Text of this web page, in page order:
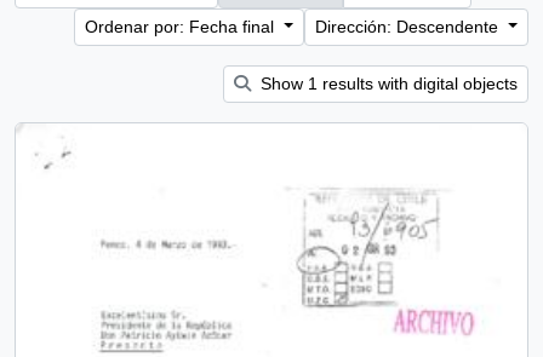
Ordenar por: Fecha final
Dirección: Descendente
Show 1 results with digital objects